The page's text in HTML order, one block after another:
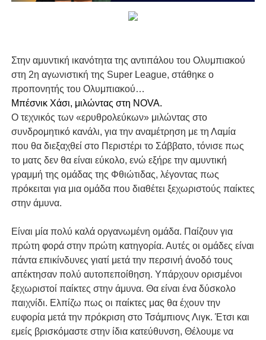
Στην αμυντική ικανότητα της αντιπάλου του Ολυμπιακού
στη 2η αγωνιστική της Super League, στάθηκε ο
προπονητής του Ολυμπιακού…
Μπέσνικ Χάσι, μιλώντας στη NOVA.
O τεχνικός των «ερυθρολεύκων» μιλώντας στο
συνδρομητικό κανάλι, για την αναμέτρηση με τη Λαμία
που θα διεξαχθεί στο Περιστέρι το Σάββατο, τόνισε πως
το ματς δεν θα είναι εύκολο, ενώ εξήρε την αμυντική
γραμμή της ομάδας της Φθιώτιδας, λέγοντας πως
πρόκειται για μια ομάδα που διαθέτει ξεχωριστούς παίκτες
στην άμυνα.
Είναι μία πολύ καλά οργανωμένη ομάδα. Παίζουν για
πρώτη φορά στην πρώτη κατηγορία. Αυτές οι ομάδες είναι
πάντα επικίνδυνες γιατί μετά την περσινή άνοδό τους
απέκτησαν πολύ αυτοπεποίθηση. Υπάρχουν ορισμένοι
ξεχωριστοί παίκτες στην άμυνα. Θα είναι ένα δύσκολο
παιχνίδι. Ελπίζω πως οι παίκτες μας θα έχουν την
ευφορία μετά την πρόκριση στο Τσάμπιονς Λιγκ. Έτσι και
εμείς βρισκόμαστε στην ίδια κατεύθυνση, Θέλουμε να